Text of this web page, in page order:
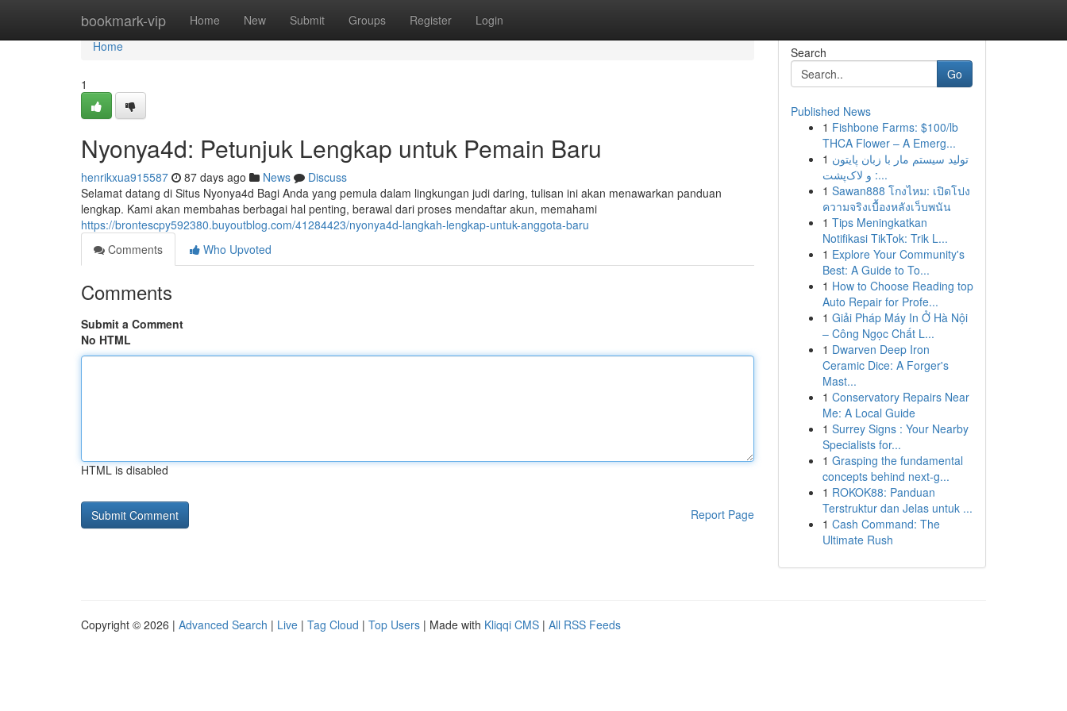
bookmark-vip Home New Submit Groups Register Login
Home
Home
1
Nyonya4d: Petunjuk Lengkap untuk Pemain Baru
henrikxua915587 87 days ago News
Discuss
Selamat datang di Situs Nyonya4d Bagi Anda yang pemula dalam lingkungan judi daring, tulisan ini akan menawarkan panduan
lengkap. Kami akan membahas berbagai hal penting, berawal dari proses mendaftar akun, memahami
https://brontescpy592380.buyoutblog.com/41284423/nyonya4d-langkah-lengkap-untuk-anggota-baru
Comments
Who Upvoted
Comments
Submit a Comment
No HTML
HTML is disabled
Report Page
Search
Go
Published News
1 Fishbone Farms: $100/lb
THCA Flower – A Emerg...
1 تولید سیستم مار با زبان پایتون
و لاک‌پشت :...
1 Sawan888 โกงไหม: เปิดโปง
ความจริงเบื้องหลังเว็บพนัน
1 Tips Meningkatkan
Notifikasi TikTok: Trik L...
1 Explore Your Community's
Best: A Guide to To...
1 How to Choose Reading top
Auto Repair for Profe...
1 Giải Pháp Máy In Ở Hà Nội
– Công Ngọc Chất L...
1 Dwarven Deep Iron
Ceramic Dice: A Forger's
Mast...
1 Conservatory Repairs Near
Me: A Local Guide
1 Surrey Signs : Your Nearby
Specialists for...
1 Grasping the fundamental
concepts behind next-g...
1 ROKOK88: Panduan
Terstruktur dan Jelas untuk ...
1 Cash Command: The
Ultimate Rush
Copyright © 2026 | Advanced Search | Live | Tag Cloud | Top Users | Made with Kliqqi CMS | All RSS Feeds